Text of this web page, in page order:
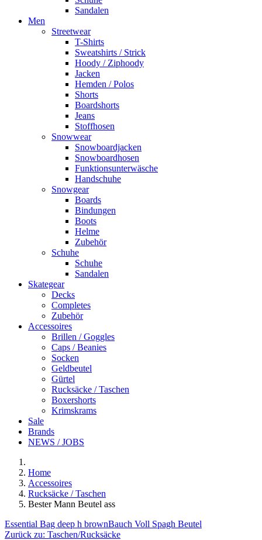
Sandalen
Men
Streetwear
T-Shirts
Sweatshirts / Strick
Hoody / Ziphoody
Jacken
Hemden / Polos
Shorts
Boardshorts
Jeans
Stoffhosen
Snowwear
Snowboardjacken
Snowboardhosen
Funktionsunterwäsche
Handschuhe
Snowgear
Boards
Bindungen
Boots
Helme
Zubehör
Schuhe
Schuhe
Sandalen
Skategear
Decks
Completes
Zubehör
Accessoires
Brillen / Goggles
Caps / Beanies
Socken
Geldbeutel
Gürtel
Rucksäcke / Taschen
Boxershorts
Krimskrams
Sale
Brands
NEWS / JOBS
Home
Accessoires
Rucksäcke / Taschen
Bester Mann Beutel ass
Essential Bag deep h brownBauch Voll Spagh Beutel
Zurück zu: Taschen/Rucksäcke